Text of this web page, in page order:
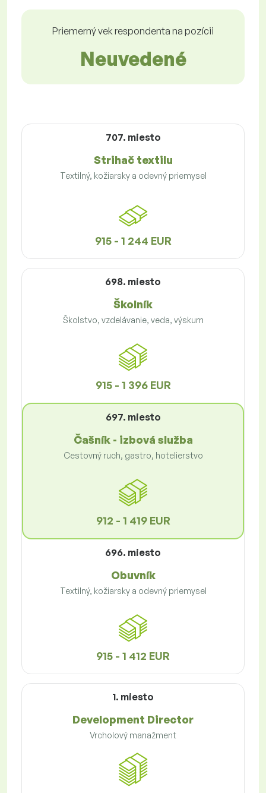
Priemerný vek respondenta na pozícii
Neuvedené
707. miesto
Strihač textilu
Textilný, kožiarsky a odevný priemysel
915 - 1 244 EUR
698. miesto
Školník
Školstvo, vzdelávanie, veda, výskum
915 - 1 396 EUR
697. miesto
Čašník - izbová služba
Cestovný ruch, gastro, hotelierstvo
912 - 1 419 EUR
696. miesto
Obuvník
Textilný, kožiarsky a odevný priemysel
915 - 1 412 EUR
1. miesto
Development Director
Vrcholový manažment